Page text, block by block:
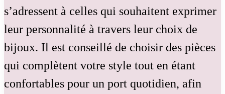
s’adressent à celles qui souhaitent exprimer
leur personnalité à travers leur choix de
bijoux. Il est conseillé de choisir des pièces
qui complètent votre style tout en étant
confortables pour un port quotidien, afin